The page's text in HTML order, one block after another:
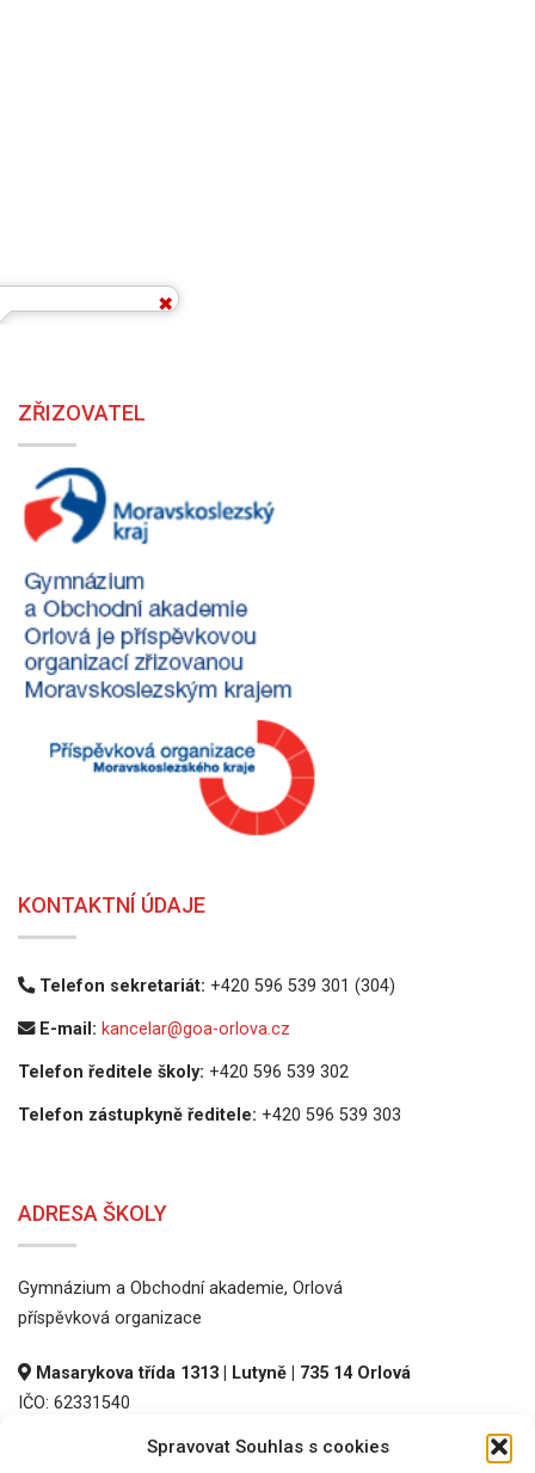
Spravovat Souhlas s cookies
ZŘIZOVATEL
KONTAKTNÍ ÚDAJE
Telefon sekretariát: +420 596 539 301 (304)
E-mail: kancelar@goa-orlova.cz
Telefon ředitele školy: +420 596 539 302
Telefon zástupkyně ředitele: +420 596 539 303
ADRESA ŠKOLY
Gymnázium a Obchodní akademie, Orlová
příspěvková organizace
Masarykova třída 1313 | Lutyně | 735 14 Orlová
IČO: 62331540
REDIZO: 600016536